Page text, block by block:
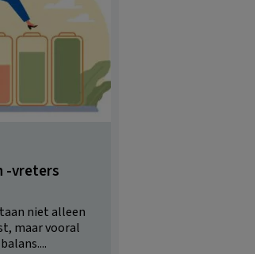
-vreters
niet alleen
maar vooral